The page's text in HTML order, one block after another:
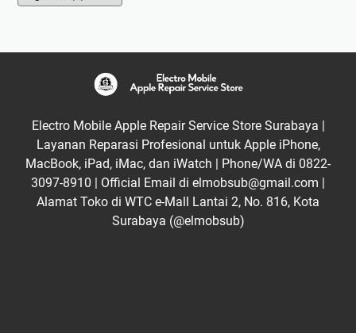
Electro Mobile Apple Repair Service Store Surabaya |
Layanan Reparasi Profesional untuk Apple iPhone,
MacBook, iPad, iMac, dan iWatch | Phone/WA di 0822-
3097-8910 | Official Email di elmobsub@gmail.com |
Alamat Toko di WTC e-Mall Lantai 2, No. 816, Kota
Surabaya (@elmobsub)